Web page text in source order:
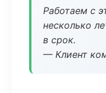
Работаем с
несколько
в срок.
— Клиент